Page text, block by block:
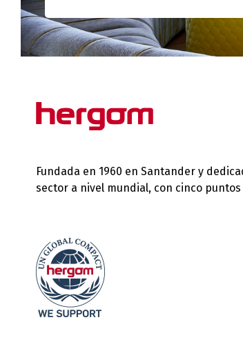
Fundada en 1960 en Santander y
sector a nivel mundial, con cinco